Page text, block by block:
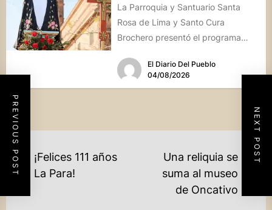
PREVIOUS POST NEXT POST
La Parroquia y Santuario Santa
Rosa de Lima y Santo Cura
Brochero presentó el programa
El Diario Del Pueblo
04/08/2026
NAVEGACIÓN
DE
ENTRADAS
Previous
¡Felices 111 años
La Para!
Una reliquia se
suma al museo
de Oncativo